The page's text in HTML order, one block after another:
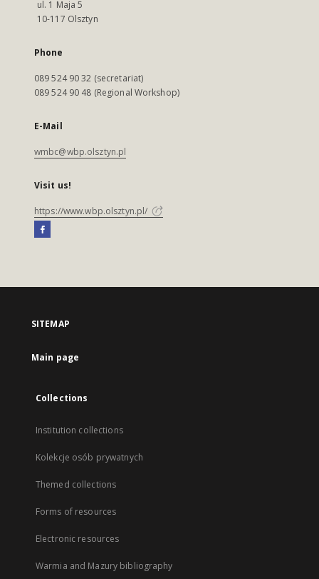
ul. 1 Maja 5
10-117 Olsztyn
Phone
089 524 90 32 (secretariat)
089 524 90 48 (Regional Workshop)
E-Mail
wmbc@wbp.olsztyn.pl
Visit us!
https://www.wbp.olsztyn.pl/
SITEMAP
Main page
Collections
Institution collections
Kolekcje osób prywatnych
Themed collections
Forms of resources
Electronic resources
Warmia and Mazury bibliography